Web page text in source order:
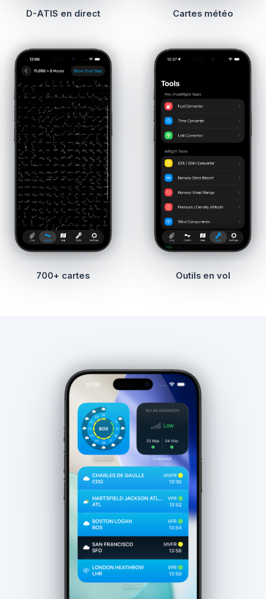
D-ATIS en direct Cartes météo
700+ cartes Outils en vol